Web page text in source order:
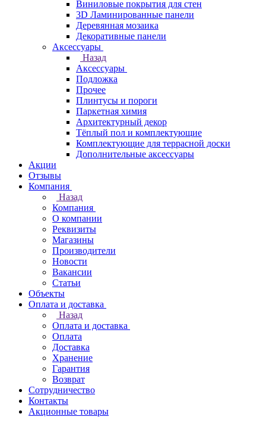
Виниловые покрытия для стен
3D Ламинированные панели
Деревянная мозаика
Декоративные панели
Аксессуары
Назад
Аксессуары
Подложка
Прочее
Плинтусы и пороги
Паркетная химия
Архитектурный декор
Тёплый пол и комплектующие
Комплектующие для террасной доски
Дополнительные аксессуары
Акции
Отзывы
Компания
Назад
Компания
О компании
Реквизиты
Магазины
Производители
Новости
Вакансии
Статьи
Объекты
Оплата и доставка
Назад
Оплата и доставка
Оплата
Доставка
Хранение
Гарантия
Возврат
Сотрудничество
Контакты
Акционные товары